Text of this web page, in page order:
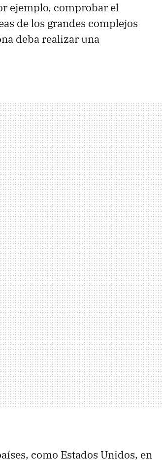
ejemplo, comprobar el
de los grandes complejos
deba realizar una
como Estados Unidos, en